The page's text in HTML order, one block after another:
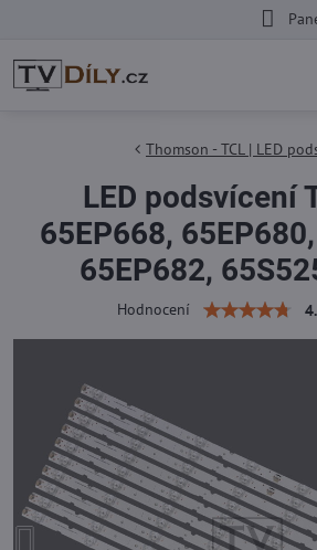
Thomson - TCL | LED
LED podsvícení
65EP668,
65EP682,
Hodnocení